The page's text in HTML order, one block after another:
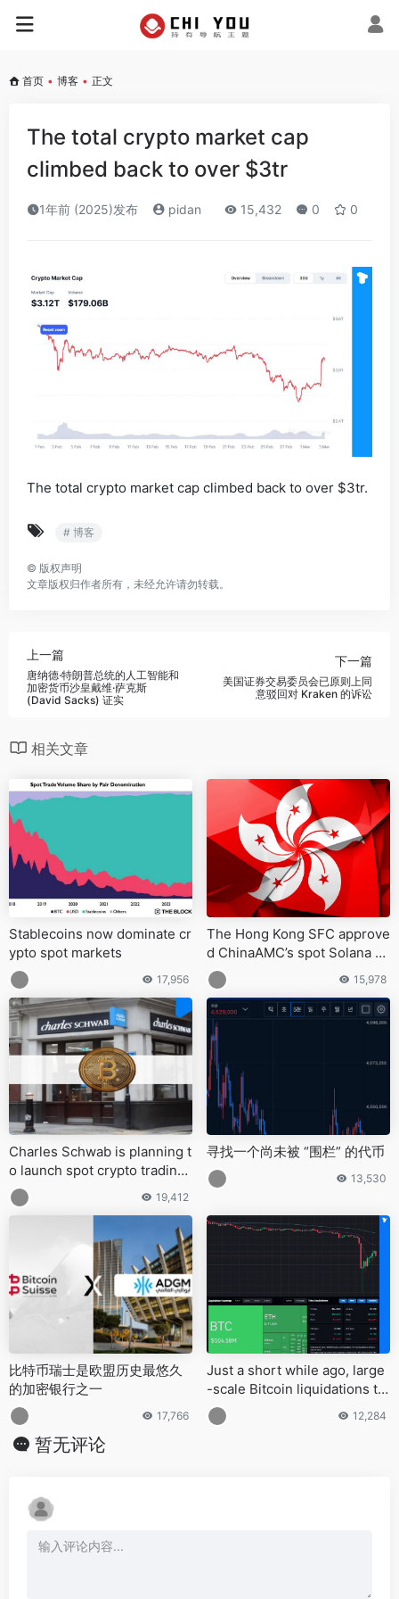
首页 • 博客 • 正文
The total crypto market cap
climbed back to over $3tr
1年前 (2025)发布 pidan 15,432 0 0
The total crypto market cap climbed back to over $3tr.
# 博客
© 版权声明
文章版权归作者所有，未经允许请勿转载。
上一篇
唐纳德·特朗普总统的人工智能和
加密货币沙皇戴维·萨克斯
(David Sacks) 证实
下一篇
美国证券交易委员会已原则上同
意驳回对 Kraken 的诉讼
相关文章
Stablecoins now dominate cr
ypto spot markets
17,956
The Hong Kong SFC approve
d ChinaAMC’s spot Solana E
TF(3460) on October 17 15,978
Charles Schwab is planning t
o launch spot crypto trading
within 12 months
19,412
寻找一个尚未被 “围栏” 的代币
13,530
比特币瑞士是欧盟历史最悠久
的加密银行之一
17,766
Just a short while ago, large
-scale Bitcoin liquidations tot
aling about $950 million took
place
12,284
暂无评论